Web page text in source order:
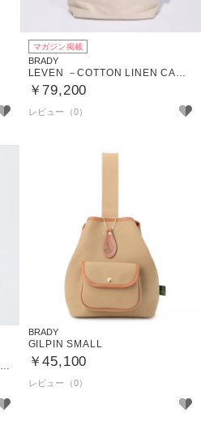
マガジン掲載
BRADY
LEVEN －COTTON LINEN CANVAS
￥79,200
COLNE MINI－COTTON LINEN CANVAS
BRADY
GILPIN SMALL
￥45,100